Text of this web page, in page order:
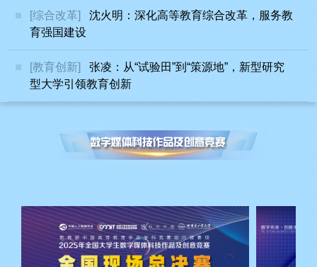
[综合改革]
沈火明：深化高等教育综合改革，服务教
育强国建设
[教育创新]
张凌：从“试验田”到“策源地”，新型研究
型大学引领教育创新
路”新实践助力教育强国建设
[科技成果转化]
周玉：系统提升科技成果转化效能
支撑高水平科技自立自强